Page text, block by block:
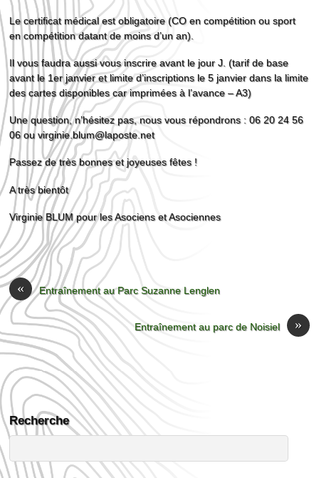
Le certificat médical est obligatoire (CO en compétition ou sport
en compétition datant de moins d’un an).
Il vous faudra aussi vous inscrire avant le jour J. (tarif de base
avant le 1er janvier et limite d’inscriptions le 5 janvier dans la limite
des cartes disponibles car imprimées à l’avance – A3)
Une question, n’hésitez pas, nous vous répondrons : 06 20 24 56
06 ou virginie.blum@laposte.net
Passez de très bonnes et joyeuses fêtes !
A très bientôt
Virginie BLUM pour les Asociens et Asociennes
« Entraînement au Parc Suzanne Lenglen
»
Entraînement au parc de Noisiel
Recherche